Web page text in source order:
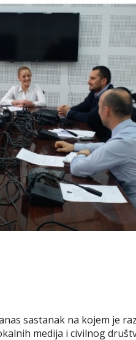
sastanak na kojem je
medija i civilnog